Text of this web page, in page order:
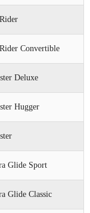
Convertible
Deluxe
Hugger
Glide Sport
Glide Classic